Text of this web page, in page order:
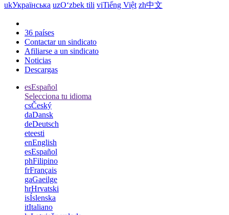
ukУкраїнська uzOʻzbek tili viTiếng Việt zh中文
36 países
Contactar un sindicato
Afiliarse a un sindicato
Noticias
Descargas
esEspañol
Selecciona tu idioma
csČeský
daDansk
deDeutsch
eteesti
enEnglish
esEspañol
phFilipino
frFrançais
gaGaeilge
hrHrvatski
isÍslenska
itItaliano